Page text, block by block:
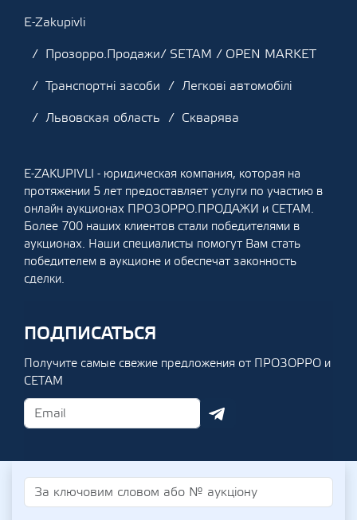
E-Zakupivli
Прозорро.Продажи/ SETAM / OPEN MARKET
Транспортні засоби
Легкові автомобілі
Львовская область
Скварява
E-ZAKUPIVLI - юридическая компания, которая на
протяжении 5 лет предоставляет услуги по участию в
онлайн аукционах ПРОЗОРРО.ПРОДАЖИ и СЕТАМ.
Более 700 наших клиентов стали победителями в
аукционах. Наши специалисты помогут Вам стать
победителем в аукционе и обеспечат законность
сделки.
ПОДПИСАТЬСЯ
Получите самые свежие предложения от ПРОЗОРРО и
СЕТАМ